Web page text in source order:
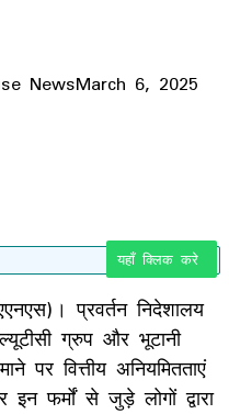
NewsMarch 6, 2025
यहाँ क्लिक करे
प्रवर्तन निदेशालय
ग्रुप और भूटानी
पर वित्तीय अनियमितताएं
फर्मों से जुड़े लोगों द्वारा